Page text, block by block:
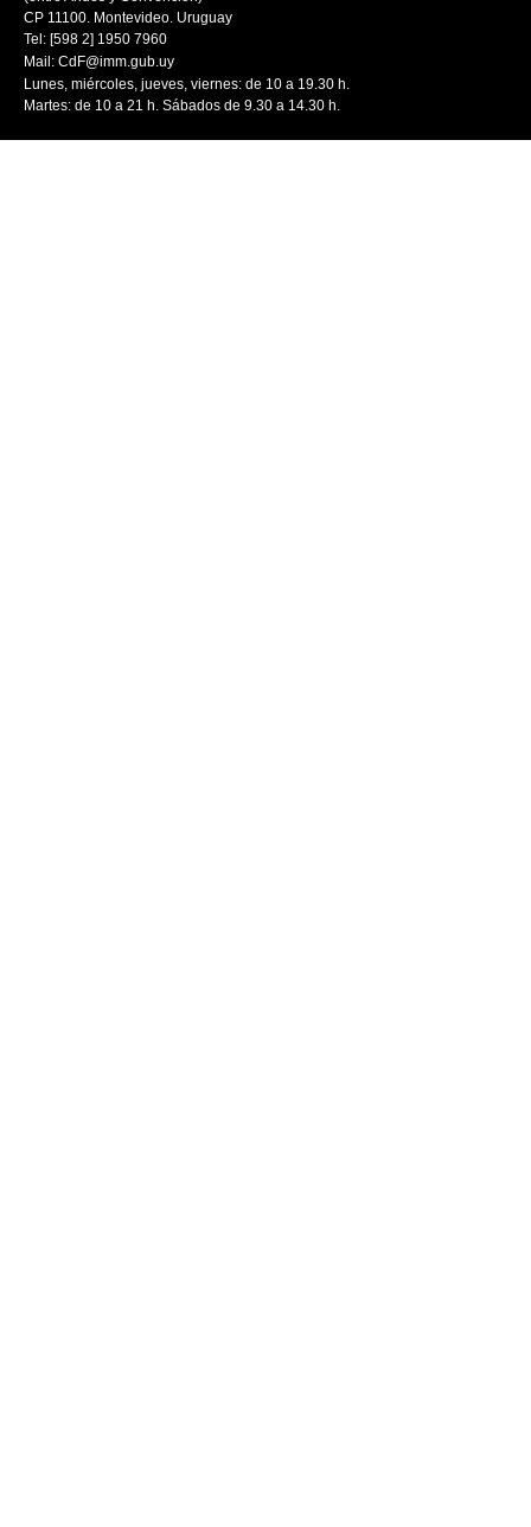
CP 11100. Montevideo. Uruguay
Tel: [598 2] 1950 7960
Mail: CdF@imm.gub.uy
Lunes, miércoles, jueves, viernes: de 10 a 19.30 h.
Martes: de 10 a 21 h. Sábados de 9.30 a 14.30 h.